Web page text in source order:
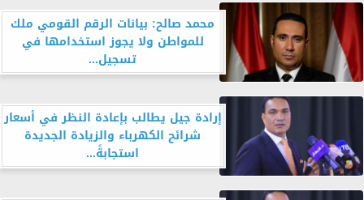
محمد صالح: بيانات الرقم القومي ملك
للمواطن ولا يجوز استخدامها في
تسجيل...
إرادة جيل يطالب بإعادة النظر في أسعار
شرائح الكهرباء والزيادة الجديدة
استجابةً...